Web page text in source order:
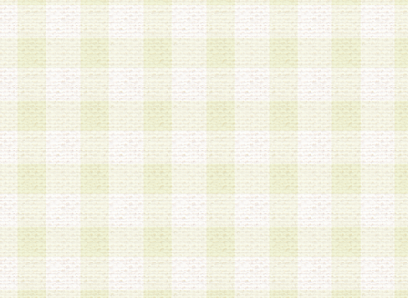
4.会員は、複数のログインＩＤおよびパスワード
いものとします。
第4条 ログインIDおよびパスワードの管理
1.会員は、会員登録後、本サイト内にて本サービ
加する際には、前条に基づき当社から付与された
スワードを使用するものとします。
2.登録の際に当社が付与したログインIDおよびパ
の使用に関しては、全て会員本人がその責任を負
3.会員は、当社から付与されたログインIDおよび
貸与、名義変更、売買その他形態を問わず第三者
ならないものとします。